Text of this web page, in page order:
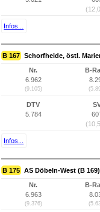
Infos...
B 167 Schorfheide, östl.
Nr.
6.962
(9.105)
B-
DTV
5.784
Infos...
B 175 AS Döbeln-West (B
Nr.
6.963
(9.376)
B-